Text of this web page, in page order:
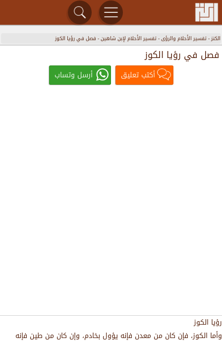
الكنز-تفسير الأحلام والرؤى-تفسير الأحلام لإبن شاهين- فصل في رؤيا الكوز
فصل في رؤيا الكوز
أكتب تعليق أرسل وتساب
رؤيا الكوز
وأما الكوز، فإن كان من معدن فإنه يؤول بخادم، وإن كان من طين فإنه